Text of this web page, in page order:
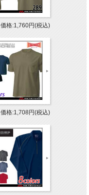
価格:1,760円(税込)
価格:1,708円(税込)